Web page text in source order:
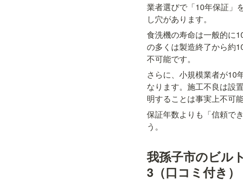
業者選びで「10年保証」
し穴があります。
食洗機の寿命は一般的に
の多くは製造終了から約
不可能です。
さらに、小規模業者が10
なります。施工不良は設
明することは事実上不可能
保証年数よりも「信頼で
う。
我孫子市のビル
3（口コミ付き）